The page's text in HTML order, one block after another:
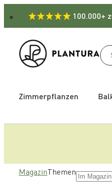
100.000+
Zimmerpflanzen
MagazinThemen